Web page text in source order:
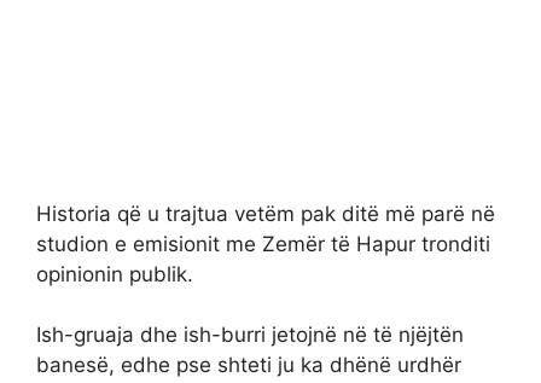
Historia që u trajtua vetëm pak ditë më parë në
studion e emisionit me Zemër të Hapur tronditi
opinionin publik.
Ish-gruaja dhe ish-burri jetojnë në të njëjtën
banesë, edhe pse shteti ju ka dhënë urdhër